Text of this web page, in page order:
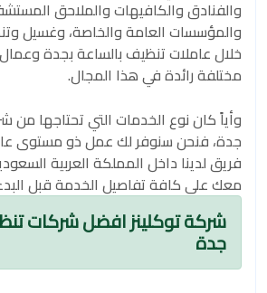
والفنادق والكافيهات والملاحق
والمؤسسات العامة والخاصة، وغسيل
خلال عاملات تنظيف بالساعة بجدة
مختلفة رائدة في هذا المجال.
وأياً كان نوع الخدمات التي تحتاجها من
جدة، فنحن سنوفر لك عمل ذو مستوى
فريق لدينا داخل المملكة العربية
معك على كافة تفاصيل الخدمة قبل
شركة توكلينز افضل شركات
جدة